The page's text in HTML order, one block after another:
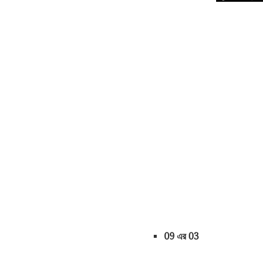
09 এর 03